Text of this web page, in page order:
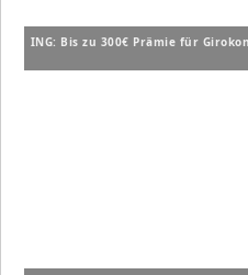
ING: Bis zu 300€ Prämie für